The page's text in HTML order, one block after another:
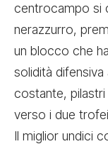
centrocampo si
nerazzurro,
un blocco che
solidità
costante,
verso i due
Il miglior undici